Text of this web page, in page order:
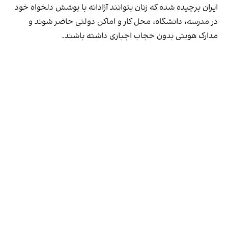
ایران برچیده شده که زنان بتوانند آزادانه با پوشش دلخواه خود
در مدرسه، دانشگاه، محل کار و اماکن دولتی حاضر شوند و
مدارک هویتی بدون حجاب اجباری داشته باشند.